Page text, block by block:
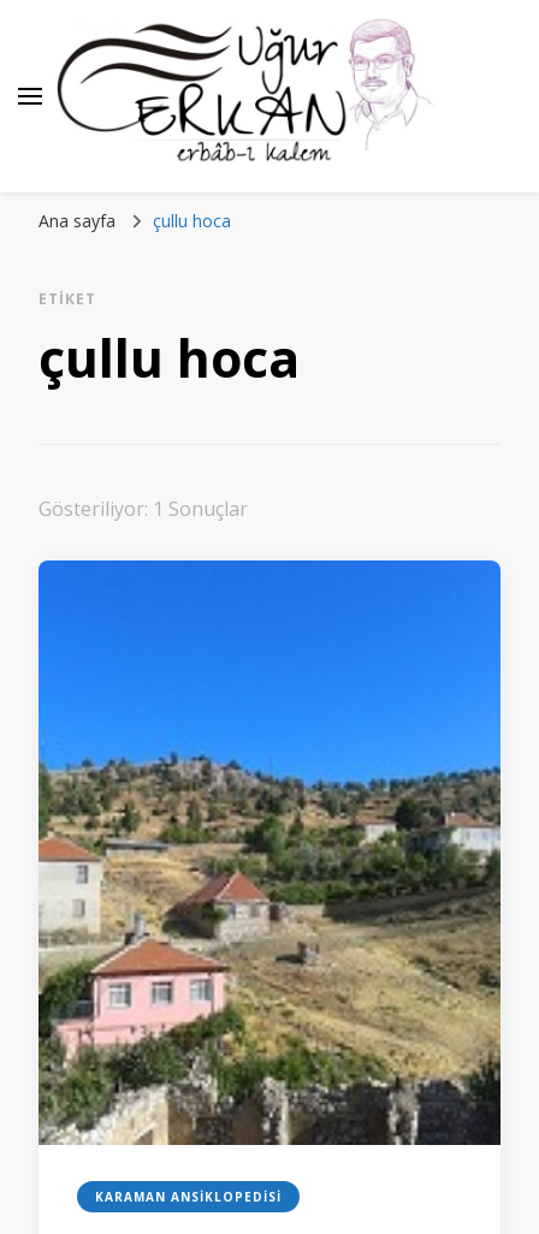
Ana sayfa çullu hoca
ETIKET
çullu hoca
Gösteriliyor: 1 Sonuçlar
KARAMAN ANSIKLOPEDISI